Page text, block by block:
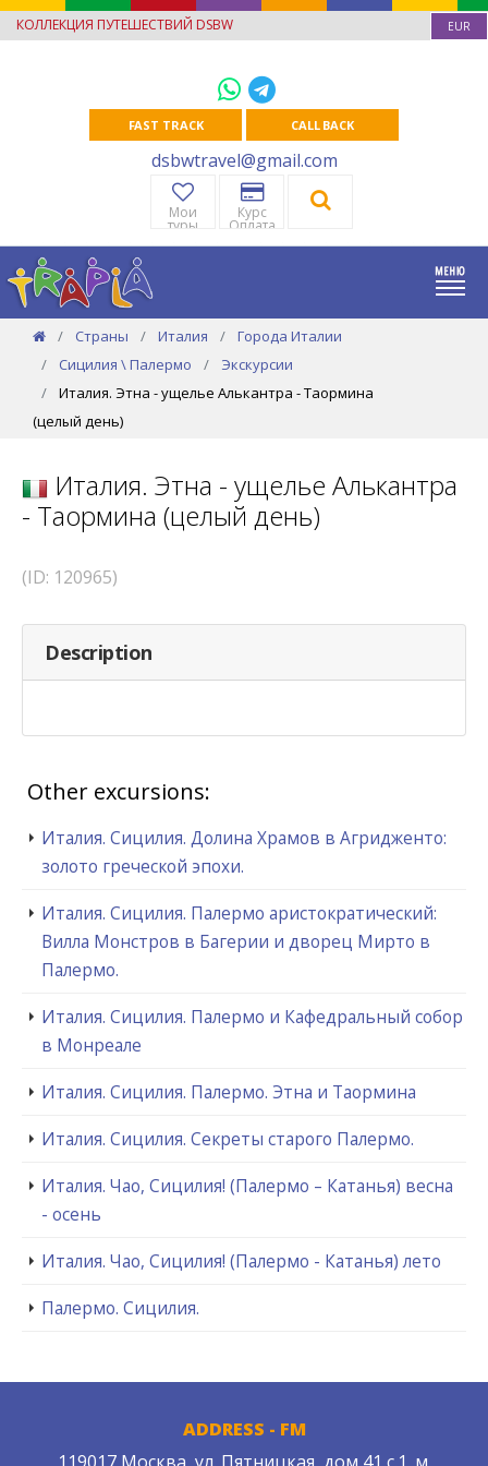
КОЛЛЕКЦИЯ ПУТЕШЕСТВИЙ DSBW EUR
FAST TRACK CALL BACK
dsbwtravel@gmail.com
Мои
туры
Курс
Оплата
Страны Италия
Города Италии
Сицилия \ Палермо
Экскурсии
Италия. Этна - ущелье Алькантра - Таормина
(целый день)
Италия. Этна - ущелье Алькантра
- Таормина (целый день)
(ID: 120965)
Description
Other excursions:
Италия. Сицилия. Долина Храмов в Агридженто:
золото греческой эпохи.
Италия. Сицилия. Палермо аристократический:
Вилла Монстров в Багерии и дворец Мирто в
Палермо.
Италия. Сицилия. Палермо и Кафедральный собор
в Монреале
Италия. Сицилия. Палермо. Этна и Таормина
Италия. Сицилия. Секреты старого Палермо.
Италия. Чао, Сицилия! (Палермо – Катанья) весна
- осень
Италия. Чао, Сицилия! (Палермо - Катанья) лето
Палермо. Сицилия.
ADDRESS - FM